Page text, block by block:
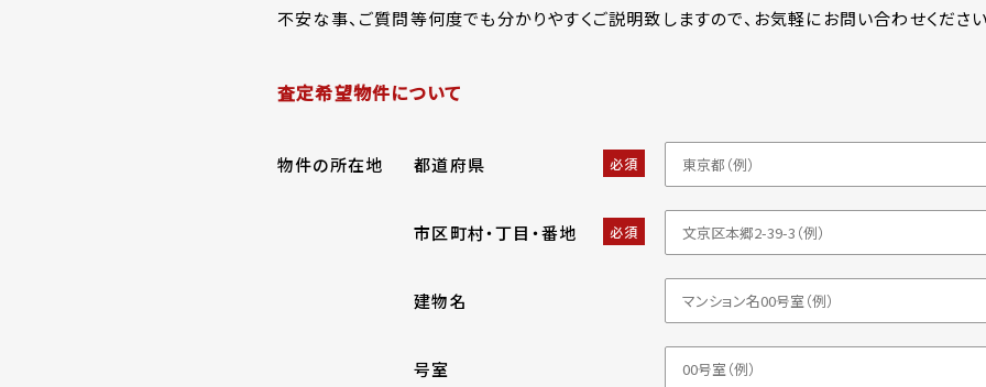
不安な事、ご質問等何度でも分かりやすくご説明致しますので、お気軽にお問い合わせくださ
査定希望物件について
物件の所在地 都道府県 必須
市区町村・丁目・番地 必須
建物名
号室